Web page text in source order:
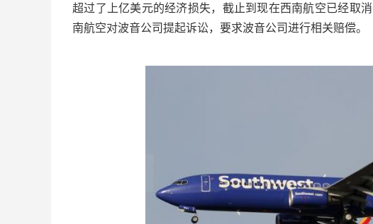
超过了上亿美元的经济损失，截止到现在西南航空已经取
南航空对波音公司提起诉讼，要求波音公司进行相关赔偿。